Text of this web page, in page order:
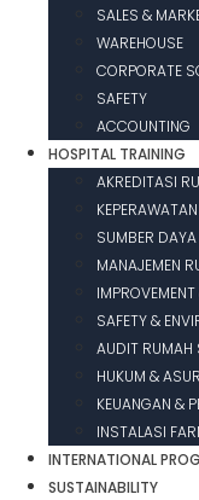
SALES &
WAREHOUSE
CORPORATE
SAFETY
ACCOUNTING
HOSPITAL TRAINING
AKREDITASI
KEPERAWATAN
SUMBER
MANAJEMEN
SAFETY &
AUDIT RUMAH
HUKUM &
KEUANGAN &
INSTALASI
INTERNATIONAL
SUSTAINABILITY